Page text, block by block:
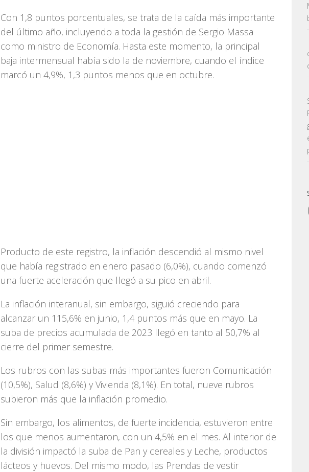
Con 1,8 puntos porcentuales, se trata de la caída más importante
del último año, incluyendo a toda la gestión de Sergio Massa
como ministro de Economía. Hasta este momento, la principal
baja intermensual había sido la de noviembre, cuando el índice
marcó un 4,9%, 1,3 puntos menos que en octubre.
Producto de este registro, la inflación descendió al mismo nivel
que había registrado en enero pasado (6,0%), cuando comenzó
una fuerte aceleración que llegó a su pico en abril.
La inflación interanual, sin embargo, siguió creciendo para
alcanzar un 115,6% en junio, 1,4 puntos más que en mayo. La
suba de precios acumulada de 2023 llegó en tanto al 50,7% al
cierre del primer semestre.
Los rubros con las subas más importantes fueron Comunicación
(10,5%), Salud (8,6%) y Vivienda (8,1%). En total, nueve rubros
subieron más que la inflación promedio.
Sin embargo, los alimentos, de fuerte incidencia, estuvieron entre
los que menos aumentaron, con un 4,5% en el mes. Al interior de
la división impactó la suba de Pan y cereales y Leche, productos
lácteos y huevos. Del mismo modo, las Prendas de vestir